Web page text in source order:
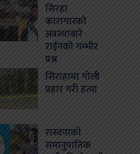
सिरहा
कारागारको
अवस्थाबारे
राईनको गम्भीर
प्रश्न
सिराहामा गोली
प्रहार गरी हत्या
रास्वपाको
समानुपातिक